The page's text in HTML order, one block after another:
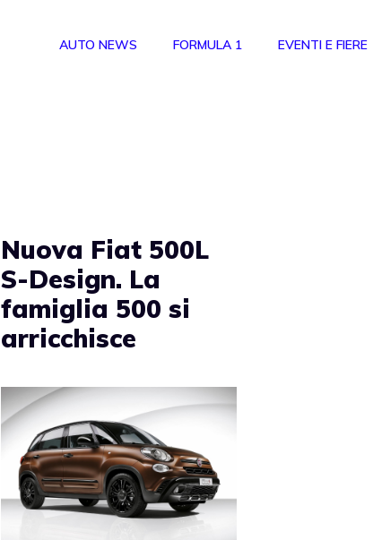
AUTO NEWS FORMULA 1 EVENTI E FIERE
Nuova Fiat 500L
S-Design. La
famiglia 500 si
arricchisce